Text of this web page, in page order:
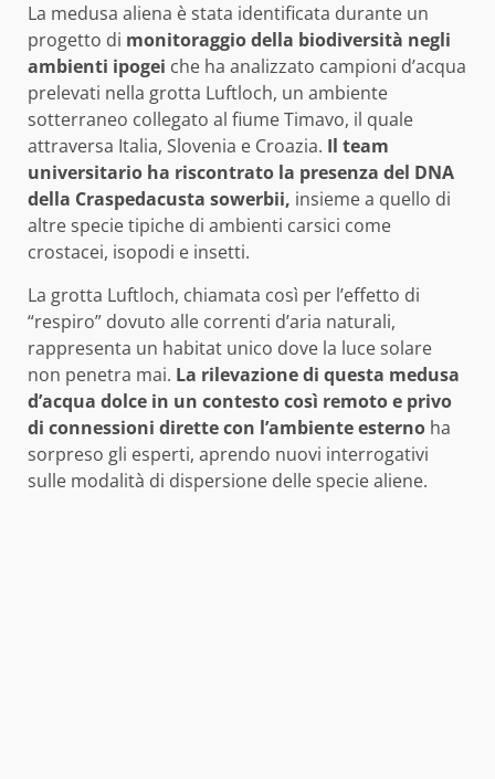
La medusa aliena è stata identificata durante un
progetto di monitoraggio della biodiversità negli
ambienti ipogei che ha analizzato campioni d’acqua
prelevati nella grotta Luftloch, un ambiente
sotterraneo collegato al fiume Timavo, il quale
attraversa Italia, Slovenia e Croazia. Il team
universitario ha riscontrato la presenza del DNA
della Craspedacusta sowerbii, insieme a quello di
altre specie tipiche di ambienti carsici come
crostacei, isopodi e insetti.
La grotta Luftloch, chiamata così per l’effetto di
“respiro” dovuto alle correnti d’aria naturali,
rappresenta un habitat unico dove la luce solare
non penetra mai. La rilevazione di questa medusa
d’acqua dolce in un contesto così remoto e privo
di connessioni dirette con l’ambiente esterno ha
sorpreso gli esperti, aprendo nuovi interrogativi
sulle modalità di dispersione delle specie aliene.